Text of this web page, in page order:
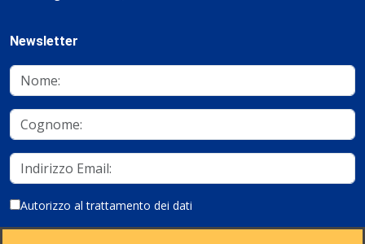
Newsletter
Autorizzo al trattamento dei dati